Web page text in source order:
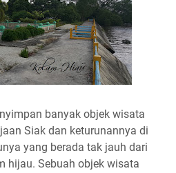
banyak objek wisata
Siak dan keturunannya di
yang berada tak jauh dari
hijau. Sebuah objek wisata